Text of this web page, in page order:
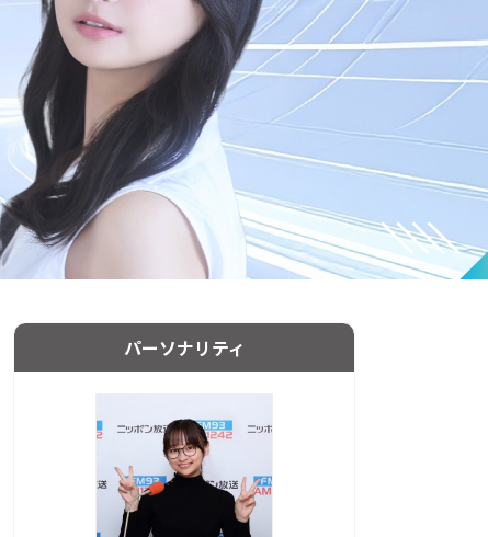
パーソナリティ